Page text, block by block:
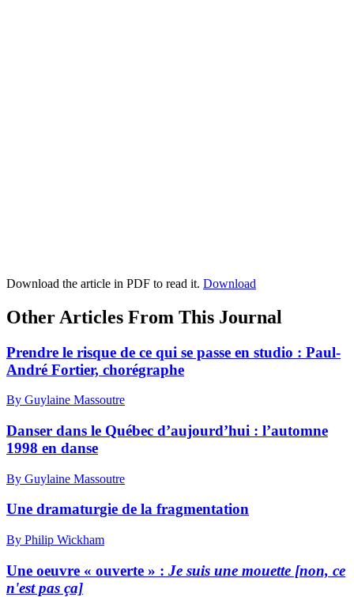
Download the article in PDF to read it. Download
Other Articles From This Journal
Prendre le risque de ce qui se passe en studio : Paul-
André Fortier, chorégraphe
By Guylaine Massoutre
Danser dans le Québec d’aujourd’hui : l’automne
1998 en danse
By Guylaine Massoutre
Une dramaturgie de la fragmentation
By Philip Wickham
Une oeuvre « ouverte » : Je suis une mouette [non, ce
n'est pas ça]